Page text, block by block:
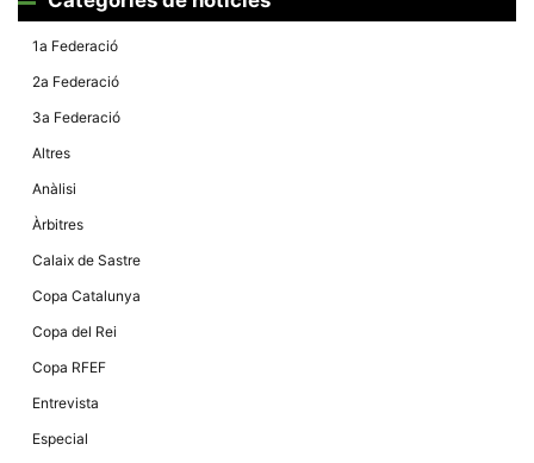
1a Federació
2a Federació
3a Federació
Altres
Anàlisi
Àrbitres
Calaix de Sastre
Copa Catalunya
Copa del Rei
Copa RFEF
Entrevista
Especial